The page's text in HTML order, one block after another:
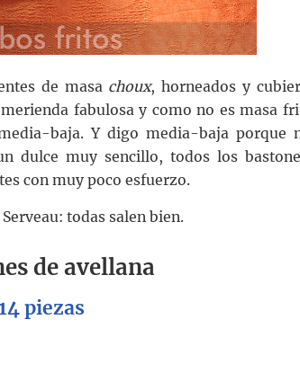
de masa choux, horneados y
fabulosa y como no es masa
baja. Y digo media-baja porque
dulce muy sencillo, todos los
con muy poco esfuerzo.
todas salen bien.
de avellana
piezas